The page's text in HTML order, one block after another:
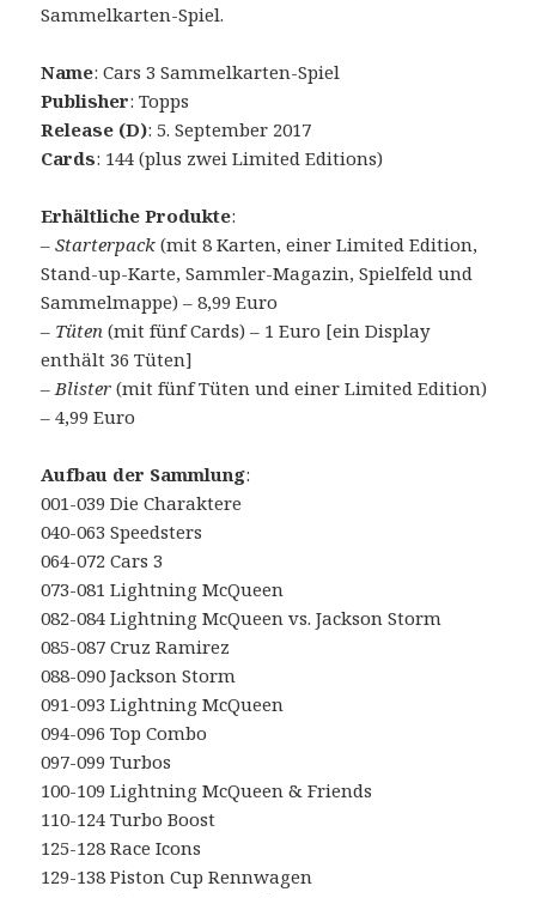
Sammelkarten-Spiel.
Name: Cars 3 Sammelkarten-Spiel
Publisher: Topps
Release (D): 5. September 2017
Cards: 144 (plus zwei Limited Editions)
Erhältliche Produkte:
–Starterpack (mit 8 Karten, einer Limited Edition,
Stand-up-Karte, Sammler-Magazin, Spielfeld und
Sammelmappe) – 8,99 Euro
– Tüten (mit fünf Cards) – 1 Euro [ein Display
enthält 36 Tüten]
–Blister (mit fünf Tüten und einer Limited Edition)
– 4,99 Euro
Aufbau der Sammlung:
001-039 Die Charaktere
040-063 Speedsters
064-072 Cars 3
073-081 Lightning McQueen
082-084 Lightning McQueen vs. Jackson Storm
085-087 Cruz Ramirez
088-090 Jackson Storm
091-093 Lightning McQueen
094-096 Top Combo
097-099 Turbos
100-109 Lightning McQueen & Friends
110-124 Turbo Boost
125-128 Race Icons
129-138 Piston Cup Rennwagen